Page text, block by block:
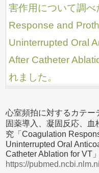
害作用について調
Response and
Uninterrupted Oral
After Catheter
れました。
心室頻拍に対するカテー
固薬導入、凝固反応、
究「Coagulation
Uninterrupted Oral
Catheter Ablation for VT
https://